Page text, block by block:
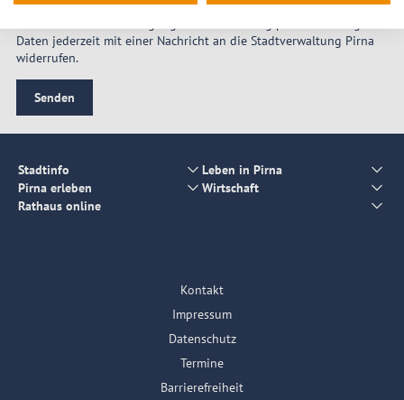
Daten jederzeit mit einer Nachricht an die Stadtverwaltung Pirna
widerrufen.
Senden
Stadtinfo
Leben in Pirna
Pirna erleben
Wirtschaft
Rathaus online
Kontakt
Impressum
Datenschutz
Termine
Barrierefreiheit